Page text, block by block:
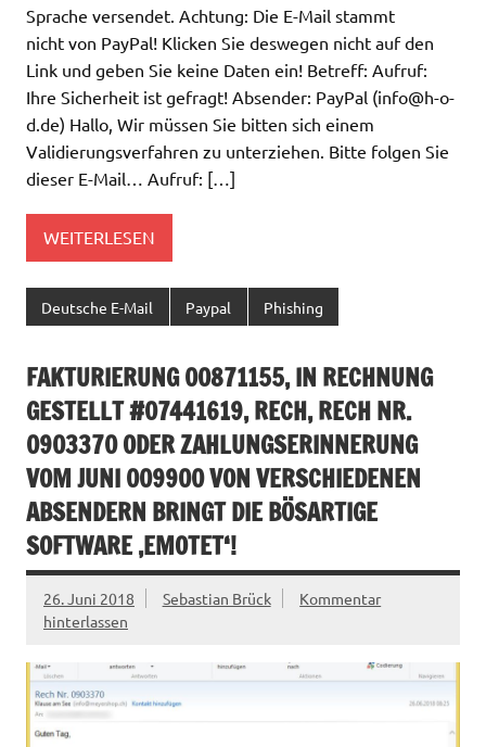
Sprache versendet. Achtung: Die E-Mail stammt
nicht von PayPal! Klicken Sie deswegen nicht auf den
Link und geben Sie keine Daten ein! Betreff: Aufruf:
Ihre Sicherheit ist gefragt! Absender: PayPal (info@h-o-
d.de) Hallo, Wir müssen Sie bitten sich einem
Validierungsverfahren zu unterziehen. Bitte folgen Sie
dieser E-Mail… Aufruf: […]
WEITERLESEN
Deutsche E-Mail Paypal Phishing
FAKTURIERUNG 00871155, IN RECHNUNG
GESTELLT #07441619, RECH, RECH NR.
0903370 ODER ZAHLUNGSERINNERUNG
VOM JUNI 009900 VON VERSCHIEDENEN
ABSENDERN BRINGT DIE BÖSARTIGE
SOFTWARE ‚EMOTET‘!
26. Juni 2018 Sebastian Brück
Kommentar
hinterlassen